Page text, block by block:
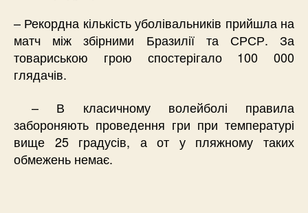
– Рекордна кількість уболівальників прийшла на
матч між збірними Бразилії та СРСР. За
товариською грою спостерігало 100 000
глядачів.
– В класичному волейболі правила
забороняють проведення гри при температурі
вище 25 градусів, а от у пляжному таких
обмежень немає.